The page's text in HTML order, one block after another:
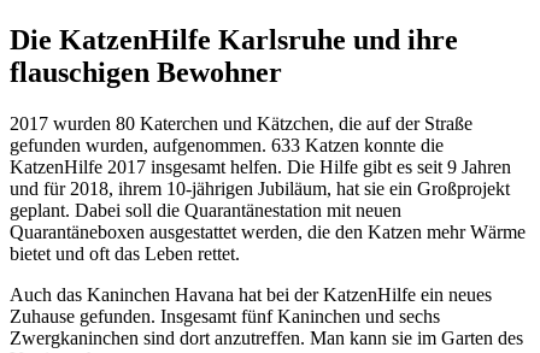
Die KatzenHilfe Karlsruhe und ihre
flauschigen Bewohner
2017 wurden 80 Katerchen und Kätzchen, die auf der Straße
gefunden wurden, aufgenommen. 633 Katzen konnte die
KatzenHilfe 2017 insgesamt helfen. Die Hilfe gibt es seit 9 Jahren
und für 2018, ihrem 10-jährigen Jubiläum, hat sie ein Großprojekt
geplant. Dabei soll die Quarantänestation mit neuen
Quarantäneboxen ausgestattet werden, die den Katzen mehr Wärme
bietet und oft das Leben rettet.
Auch das Kaninchen Havana hat bei der KatzenHilfe ein neues
Zuhause gefunden. Insgesamt fünf Kaninchen und sechs
Zwergkaninchen sind dort anzutreffen. Man kann sie im Garten des